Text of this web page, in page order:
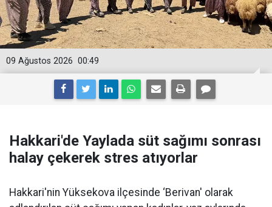
00:49
09 Ağustos 2026
Hakkari'de Yaylada süt sağımı sonrası
halay çekerek stres atıyorlar
Hakkari'nin Yüksekova ilçesinde ‘Berivan' olarak